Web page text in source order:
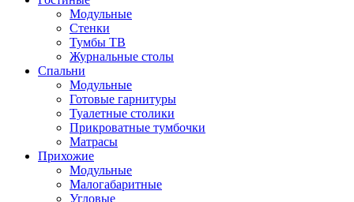
Модульные
Стенки
Тумбы ТВ
Журнальные столы
Спальни
Модульные
Готовые гарнитуры
Туалетные столики
Прикроватные тумбочки
Матрасы
Прихожие
Модульные
Малогабаритные
Угловые